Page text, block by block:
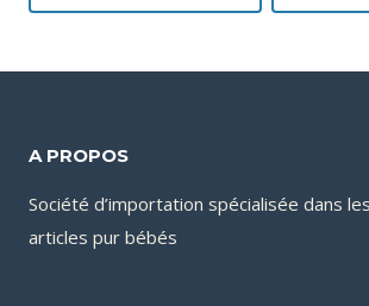
A PROPOS
Société d’importation spécialisée dans
articles pur bébés